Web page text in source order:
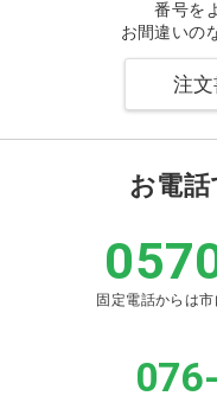
番号を
お間違いの
注
お電
固定電話からは